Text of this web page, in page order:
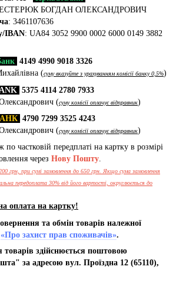
БОГДАН ОЛЕКСАНДРОВИЧ
: 3461107636
IBAN: UA84 3052 9900 0002 6000 0149 3882
4149 4990 9018 3326
(суму вказуйте з урахуванням комісії банку 0,5%)
5375 4114 2780 7933
(суму комісії оплачує відправник)
4790 7299 3525 4243
(суму комісії оплачує відправник)
частковій передплаті на картку в розмірі
через Нову Пошту.
грн, при сумі замовлення до 650 грн. Якщо сума замовлення
передоплата 30% від його вартості, округлюється до
оплата на картку!
та обмін товарів належної
«Про захист прав споживачів».
товарів здійснюється поштовою
за адресою вул. Проїздна 12 (65110),